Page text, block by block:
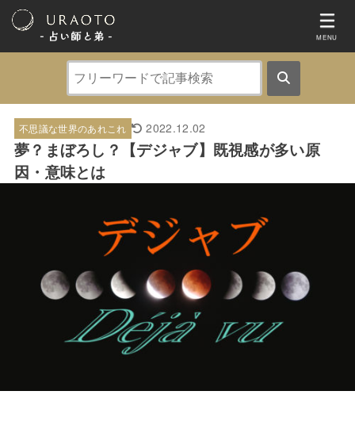
- 占い師と弟 ‐ MENU
不思議な世界のあれこれ 2022.12.02
夢？まぼろし？【デジャブ】既視感が多い原
因・意味とは